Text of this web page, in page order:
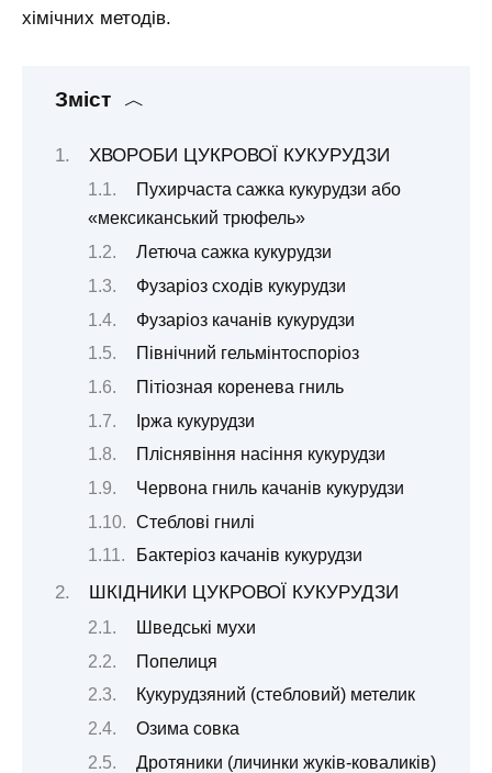
хімічних методів.
Зміст
ХВОРОБИ ЦУКРОВОЇ КУКУРУДЗИ
Пухирчаста сажка кукурудзи або
«мексиканський трюфель»
Летюча сажка кукурудзи
Фузаріоз сходів кукурудзи
Фузаріоз качанів кукурудзи
Північний гельмінтоспоріоз
Пітіозная коренева гниль
Іржа кукурудзи
Пліснявіння насіння кукурудзи
Червона гниль качанів кукурудзи
Стеблові гнилі
Бактеріоз качанів кукурудзи
ШКІДНИКИ ЦУКРОВОЇ КУКУРУДЗИ
Шведські мухи
Попелиця
Кукурудзяний (стебловий) метелик
Озима совка
Дротяники (личинки жуків-коваликів)